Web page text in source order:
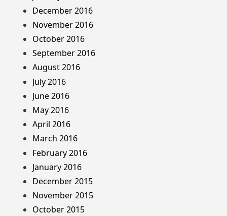
December 2016
November 2016
October 2016
September 2016
August 2016
July 2016
June 2016
May 2016
April 2016
March 2016
February 2016
January 2016
December 2015
November 2015
October 2015